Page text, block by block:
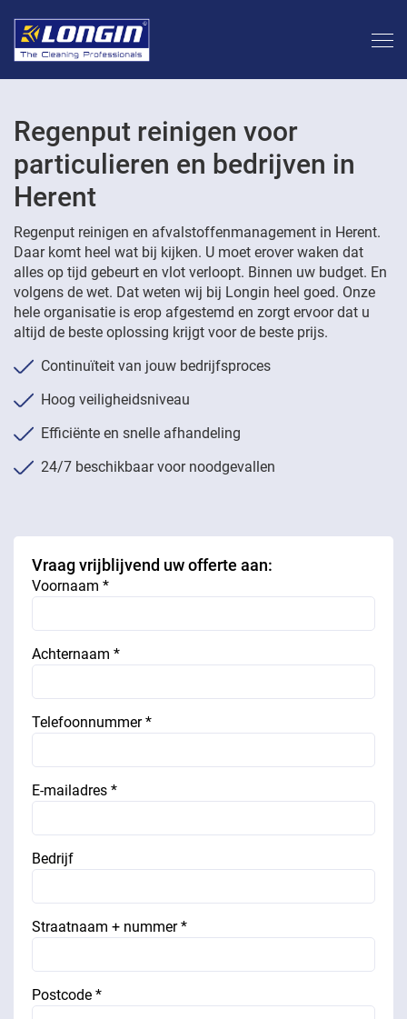
Regenput reinigen voor
particulieren en bedrijven in
Herent
Regenput reinigen en afvalstoffenmanagement in Herent.
Daar komt heel wat bij kijken. U moet erover waken dat
alles op tijd gebeurt en vlot verloopt. Binnen uw budget. En
volgens de wet. Dat weten wij bij Longin heel goed. Onze
hele organisatie is erop afgestemd en zorgt ervoor dat u
altijd de beste oplossing krijgt voor de beste prijs.
Continuïteit van jouw bedrijfsproces
Hoog veiligheidsniveau
Efficiënte en snelle afhandeling
24/7 beschikbaar voor noodgevallen
Vraag vrijblijvend uw offerte aan:
Voornaam *
Achternaam *
Telefoonnummer *
E-mailadres *
Bedrijf
Straatnaam + nummer *
Postcode *